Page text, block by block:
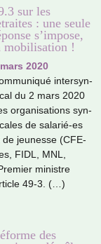
sur les
: une seule
s’impose,
mobilisation !
2020
inter­syn­
du 2 mars 2020
orga­ni­sa­tions syn­
de sala­rié-es
de jeu­nesse (CFE-
FIDL, MNL,
minis­tre
49-3. (…)
des